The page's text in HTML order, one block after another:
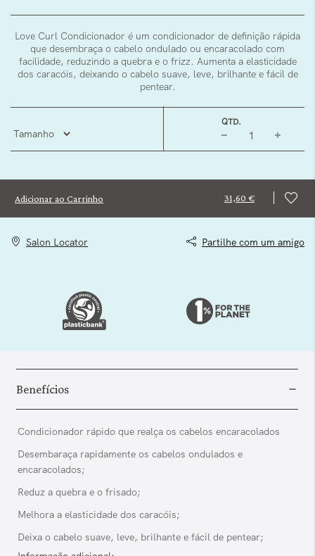
Love Curl Condicionador é um condicionador de definição rápida
que desembraça o cabelo ondulado ou encaracolado com
facilidade, reduzindo a quebra e o frizz. Aumenta a elasticidade
dos caracóis, deixando o cabelo suave, leve, brilhante e fácil de
pentear.
QTD.
Adicionar ao Carrinho 31,60 €
Salon Locator Partilhe com um amigo
Benefícios
Condicionador rápido que realça os cabelos encaracolados
Desembaraça rapidamente os cabelos ondulados e
encaracolados;
Reduz a quebra e o frisado;
Melhora a elasticidade dos caracóis;
Deixa o cabelo suave, leve, brilhante e fácil de pentear;